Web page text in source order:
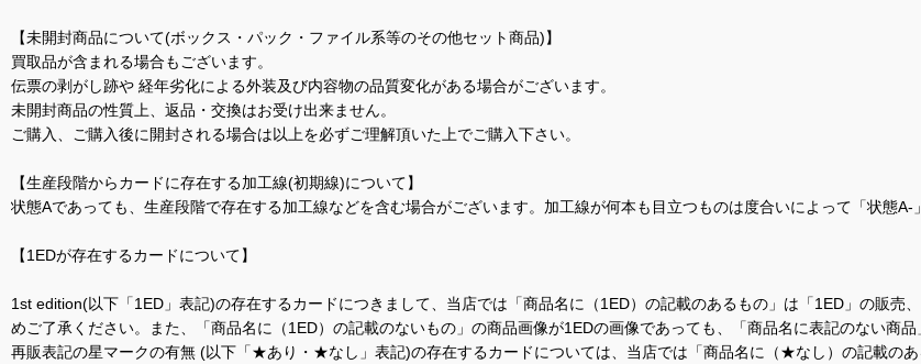
【未開封商品について(ボックス・パック・ファイル系等のその他セット商品)】
買取品が含まれる場合もございます。
伝票の剥がし跡や 経年劣化による外装及び内容物の品質変化がある場合がございます。
未開封商品の性質上、返品・交換はお受け出来ません。
ご購入、ご購入後に開封される場合は以上を必ずご理解頂いた上でご購入下さい。
【生産段階からカードに存在する加工線(初期線)について】
状態Aであっても、生産段階で存在する加工線などを含む場合がございます。加工線が何本も目立つものは度合いによって「状態A-
【1EDが存在するカードについて】
1st edition(以下「1ED」表記)の存在するカードにつきまして、当店では「商品名に（1ED）の記載のあるもの」は「1ED」の販売
めご了承ください。また、「商品名に（1ED）の記載のないもの」の商品画像が1EDの画像であっても、「商品名に表記のない商品
再販表記の星マークの有無 (以下「★あり・★なし」表記)の存在するカードについては、当店では「商品名に（★なし）の記載の